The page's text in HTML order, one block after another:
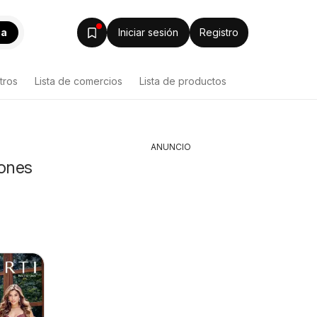
Iniciar sesión Registro
Lista de comercios Lista de productos
ANUNCIO